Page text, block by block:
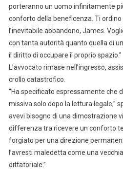
porteranno un uomo infinitamente
conforto della beneficenza. Ti
l’inevitabile abbandono, James.
con tanta autorità quanto quella di
il diritto di occupare il proprio spazio.”
L’avvocato rimase nell’ingresso,
crollo catastrofico.
“Ha specificato espressamente che
missiva solo dopo la lettura legale,”
avevi bisogno di una dimostrazione
differenza tra ricevere un conforto
forgiato per una direzione
l’avresti maledetta come una
dittatoriale.”